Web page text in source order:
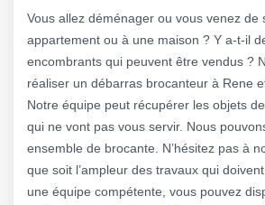
Vous allez déménager ou vous venez de
appartement ou à une maison ? Y a-t-il
encombrants qui peuvent être vendus ?
réaliser un débarras brocanteur à Rene
Notre équipe peut récupérer les objets
qui ne vont pas vous servir. Nous
ensemble de brocante. N’hésitez pas à
que soit l’ampleur des travaux qui
une équipe compétente, vous pouvez